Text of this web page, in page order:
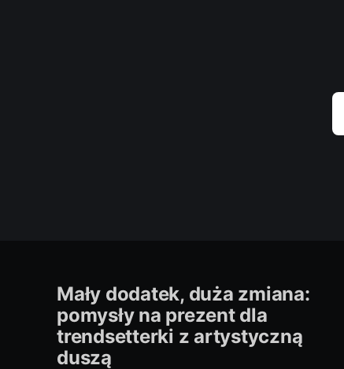
Mały dodatek, duża zmiana:
pomysły na prezent dla
trendsetterki z artystyczną
duszą